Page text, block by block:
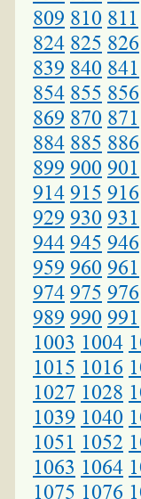
809 810 811
824 825 826
839 840 841
854 855 856
869 870 871
884 885 886
899 900 901
914 915 916
929 930 931
944 945 946
959 960 961
974 975 976
989 990 991
1003 1004
1015 1016
1027 1028
1039 1040
1051 1052
1063 1064
1075 1076